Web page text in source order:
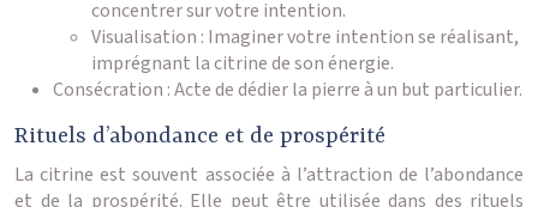
concentrer sur votre intention.
Visualisation : Imaginer votre intention se réalisant,
imprégnant la citrine de son énergie.
Consécration : Acte de dédier la pierre à un but particulier.
Rituels d’abondance et de prospérité
La citrine est souvent associée à l’attraction de l’abondance
et de la prospérité. Elle peut être utilisée dans des rituels